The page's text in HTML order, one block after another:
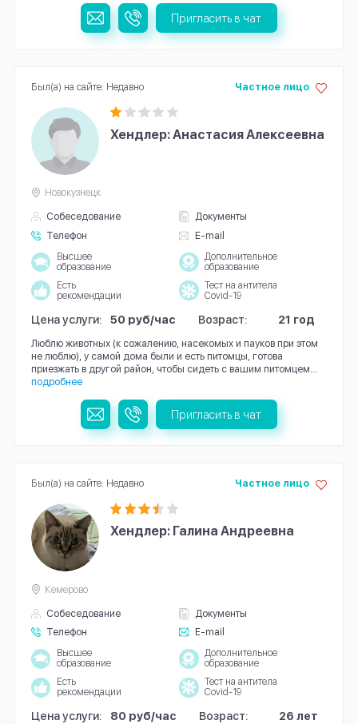
Пригласить в чат
Хендлер: Анастасия Алексеевна
Собеседование
Документы
Телефон
E-mail
Частное лицо
Новокузнецк
Высшее
образование
Дополнительное
образование
Есть
рекомендации
Тест на антитела
Covid-19
Цена услуги: 50 руб/час Возраст: 21 год
Люблю животных (к сожалению, насекомых и пауков при этом
не люблю), у самой дома были и есть питомцы, готова
приезжать в другой район, чтобы сидеть с вашим питомцем...
подробнее
Был(а) на сайте: Недавно
Пригласить в чат
Хендлер: Галина Андреевна
Собеседование
Документы
Телефон
E-mail
Частное лицо
Кемерово
Высшее
образование
Дополнительное
образование
Есть
рекомендации
Тест на антитела
Covid-19
Цена услуги: 80 руб/час Возраст: 26 лет
Был(а) на сайте: Недавно